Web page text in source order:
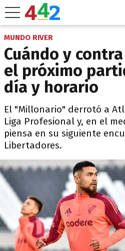
MUNDO RIVER
Cuándo y
el próximo
día y horario
El "Millonario" derrotó a
Liga Profesional y, en el
piensa en su siguiente
Libertadores.